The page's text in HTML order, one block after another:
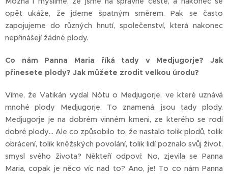
opět ukáže, že jdeme špatným směrem. Pak se často
zapojujeme do různých hnutí, společenství, která nakonec
nepřinášejí žádné plody.
Co nám Panna Maria říká tady v Medjugorje? Jak
přinesete plody? Jak můžete zrodit velkou úrodu?
Víme, že Vatikán vydal Nótu o Medjugorje, ve které uznává
mnohé plody Medjugorje. To znamená, jsou tady plody.
Medjugorje je na dobrém vinném kmeni, ze kterého se rodí
dobré plody… Ale co způsobilo to, že nastalo tolik plodů, tolik
obrácení, tolik kněžských povolání, tolik lidí poznalo svůj život,
smysl svého života? Někteří odpoví: No, zjevila se Panna
Maria, copak je něco víc nad to? Ano, je! To co nám Panna